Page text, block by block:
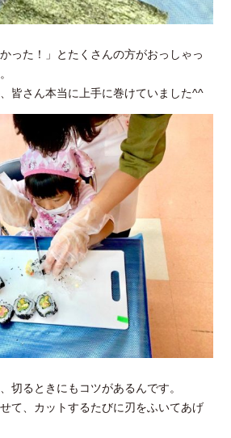
った！」とたくさんの方がおっしゃっ
皆さん本当に上手に巻けていました^^
切るときにもコツがあるんです。
て、カットするたびに刃をふいてあげ